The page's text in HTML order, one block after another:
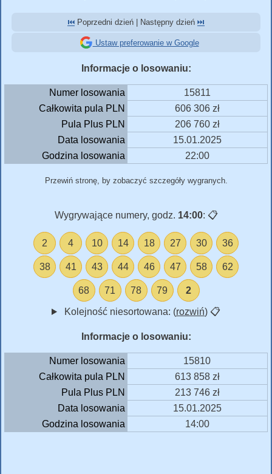
⏮️ Poprzedni dzień | Następny dzień ⏭️
Ustaw preferowanie w Google
Informacje o losowaniu:
Numer losowania
15811
Całkowita pula PLN
606 306 zł
Pula Plus PLN
206 760 zł
Data losowania
15.01.2025
Godzina losowania
22:00
Przewiń stronę, by zobaczyć szczegóły wygranych.
Wygrywające numery, godz. 14:00: 📋
2 4 10 14 18 27 30 36
38 41 43 44 46 47 58 62
68 71 78 79 2
Kolejność niesortowana: (rozwiń) 📋
Informacje o losowaniu:
Numer losowania
15810
Całkowita pula PLN
613 858 zł
Pula Plus PLN
213 746 zł
Data losowania
15.01.2025
Godzina losowania
14:00